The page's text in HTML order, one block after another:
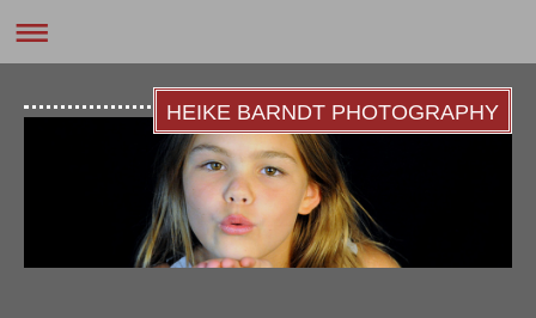
HEIKE BARNDT PHOTOGRAPHY